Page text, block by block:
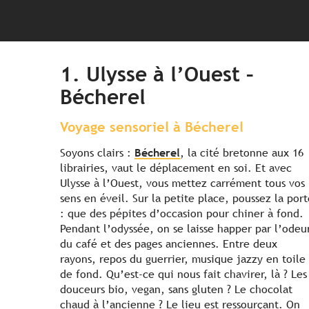
1. Ulysse à l’Ouest –
Bécherel
Voyage sensoriel à Bécherel
Soyons clairs : Bécherel, la cité bretonne aux 16
librairies, vaut le déplacement en soi. Et avec
Ulysse à l’Ouest, vous mettez carrément tous vos
sens en éveil. Sur la petite place, poussez la
: que des pépites d’occasion pour chiner à fond.
Pendant l’odyssée, on se laisse happer par
du café et des pages anciennes. Entre deux
rayons, repos du guerrier, musique jazzy en toile
de fond. Qu’est-ce qui nous fait chavirer, là ? Les
douceurs bio, vegan, sans gluten ? Le chocolat
chaud à l’ancienne ? Le lieu est ressourçant. On